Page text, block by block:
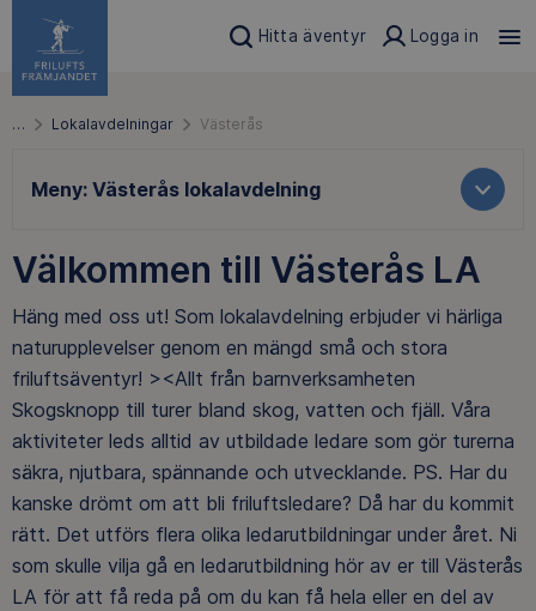
Hitta äventyr Logga in
… Lokalavdelningar Västerås
Meny: Västerås lokalavdelning
Välkommen till Västerås LA
Häng med oss ut! Som lokalavdelning erbjuder vi härliga
naturupplevelser genom en mängd små och stora
friluftsäventyr! ><Allt från barnverksamheten
Skogsknopp till turer bland skog, vatten och fjäll. Våra
aktiviteter leds alltid av utbildade ledare som gör turerna
säkra, njutbara, spännande och utvecklande. PS. Har du
kanske drömt om att bli friluftsledare? Då har du kommit
rätt. Det utförs flera olika ledarutbildningar under året. Ni
som skulle vilja gå en ledarutbildning hör av er till Västerås
LA för att få reda på om du kan få hela eller en del av